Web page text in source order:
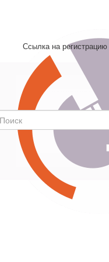
Ссылка на регистрацию